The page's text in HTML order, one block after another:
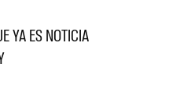
YA ES NOTICIA